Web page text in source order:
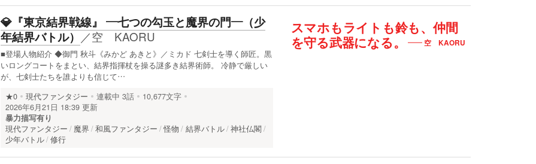
スマホもライトも鈴も、仲間
を守る武器になる。
空 KAORU
💎『東京結界戦線』 ―七つの勾玉と魔界の門―（少
年結界バトル） ／空 KAORU
■登場人物紹介 ◆御門 秋斗《みかど あきと》／ミカド 七剣士を導く師匠。黒
いロングコートをまとい、結界指揮杖を操る謎多き結界術師。 冷静で厳しい
が、七剣士たちを誰よりも信じて…
★0 現代ファンタジー 連載中 3話
10,677文字
2026年6月21日 18:39 更新
暴力描写有り
現代ファンタジー
魔界 和風ファンタジー 怪物 結界バトル 神社仏閣
少年バトル 修行